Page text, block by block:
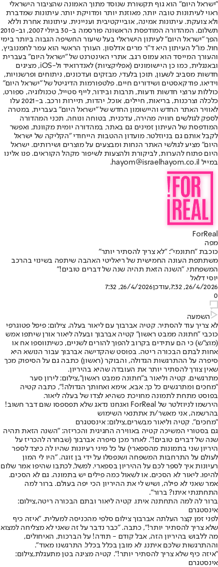
"ישראל היום" הוא גוף תקשורת שנוסד מתוך האמונה שהציבור הישראלי
ראוי לעיתונות טובה יותר, מאוזנת יותר ומדויקת יותר. עיתונות שמדברת
ולא צועקת. עיתונות אמינה, אובייקטיבית ועניינית. עיתונות אחרת וללא
תשלום. המהדורה המודפסת הראשונה פורסמה ב-30 ביולי 2007, וב-2010
הפך "ישראל היום" לעיתון הישראלי בעל שיעור החשיפה הגבוה ביותר בימי
חול. מו"ל העיתון היא ד"ר מרים אדלסון. העורך הראשי הוא עמר לחמנוביץ,
והעורך המייסד הוא עמוס רגב. אתרי האינטרנט של "ישראל היום" בעברית
ובאנגלית, כמו כן היישומונים (אפליקציות) לאנדרואיד ול-iOS, מציגים
חדשות מסביב לשעון, תוכן בלעדי, מבזקים ועדכונים, ניתוחים ופרשנויות,
וידיאו, פודקאסטים ושידורים חיים. פלטפורמות הדיגיטל של "ישראל היום"
כוללות ערוצי חדשות ודעות, תרבות ובידור, לייף סטייל, טכנולוגיה, ספורט,
כלכלה וצרכנות, בריאות, חיילים, אוכל, יהדות, תיירות ורכב. ב-2021 עלו
לאוויר האתר החדש והיישומון החדש של "ישראל היום" בעברית, במטרה
לספק לגולשים חוויה מהירה, עדכנית, בטוחה ונוחה. תכני המהדורה
המודפסת של העיתון זמינים גם באתר, במהדורה יומית מקוונת, ואפשר
לקבל אותם גם בניוזלטר. מועדון ההטבות הייחודי "הקליקה של ישראל
היום" מציע לגולשי האתר הנחות ומבצעים על מוצרים ושירותים. ישראל
היום פתוח להערות, לביקורת ולהצעות לשיפור מקהל הקוראים. פנו אלינו
במייל hayom@israelhayom.co.il.
ForReal
מפה
כוכבת "חתונמי": "לא צריך להסתיר יותר"
משתתפת העונה החמישית של ריאליטי האהבה שיתפה בשינוי בהרכב
המשפחתי. "השנה הזאת תהיה שנה של דברים טובים!"
יוסי דלאל
26/4/2026, 7:32
,עודכן26/4/2026, 7:32
0
השמעה
לא צריך עוד להסתיר. קטיה אברבוך עם ליאור בעלה. צילום: פיפל פטוגרפי
כוכבי "חתונה ממבט ראשון" קטיה אברבוך ובעלה ליאור אורן שיתפו אמש
(מוצ"ש) כי הם עתידים בקרוב להפוך להורים לשניים, כשיתווספו אח או
אחות לבתם הבכורה ריטה. בפוסט שהקדישה אברבוך עבור הנושא היא
סיפרה על ההתרגשות הגדולה, והבוקר (ראשון) כתבה גם על הסיפוק מכך
שאין צורך להסתיר יותר את העובדה שהיא בהיריון.
מתרגשים. קטיה וליאור ב"חתונה ממבט ראשון",צילום: לירון סער
"מחכים ומתרגשים כל כך. אבא, אימא ואחותך הגדולה!", כתבה קטיה
בפוסט מתחת לתמונה מחויכת כשהיא לצדו של בעלה ליאור.
הירשמו לניוזלטר של ForReal ואנחנו נדאג שלא תפספסו שום דבר חשוב!
בהרשמה, אני מאשר/ת אתתנאי השימוש
"מחכים". קטיה וליאור מבשרים,צילום: אינסטגרם
גם בסטורי המשיכה קטיה באווירה החגיגית והכריזה: "השנה הזאת תהיה
שנה של דברים טובים!". לאחר מכן סיפרה אברבוך (שבחרה להכריז על
היריון שני בתמונות מהספארי) על כל מיני רעיונות שהיו לה כיצד לספר
לעולם על התרחבות המשפחה ושנפסלו על ידי בן זוגה. "היו לי המון
רעיונות איך לספר לכם על ההיריון בספארי. למשל, לכתבו שהיפו אמר שלום
להיפו. ליאור לא הסכים. או לשאול כמה פילים יש בתמונה. גם לא הסכים.
אמר שאני לא פילה, ושיש לי את ההיריון הכי יפה בעולם. ברור למה
התחתנתי איתו? ברור".
ברור לה למה התחתנה איתו. קטיה ליאור ובתם הבכורה ריטה,צילום:
אינסטגרם
לפני זמן קצר העלתה אברבוך צילום סלפי מהכניסה למעלית. "איזה כיף
שלא צריך להסתיר יותר!", כתבה. "כבר נדבר על זה שאני לא מצליחה למצוא
מה ללבוש בהיריון הזה, אבל קודם - תודה! על הברכות, האיחולים,
וההתרגשות שלכם איתנו. לא מובן בכלל בכלל. התרגשנו מאוד".
"איזה כיף שלא צריך להסתיר יותר!". קטיה מציגה בטן מתעגלת,צילום:
אינסטגרם